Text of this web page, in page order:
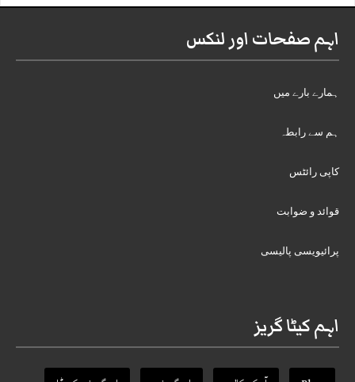
اہم صفحات اور لنکس
ہمارے بارے میں
ہم سے رابطہ
کاپی رائٹس
قوائد و ضوابت
پرائیویسی پالیسی
اہم کیٹا گریز